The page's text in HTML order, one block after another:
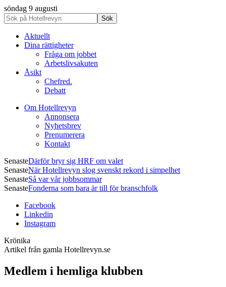
söndag 9 augusti
Aktuellt
Dina rättigheter
Fråga om jobbet
Arbetslivsakuten
Åsikt
Chefred.
Debatt
Om Hotellrevyn
Annonsera
Nyhetsbrev
Prenumerera
Kontakt
SenasteDärför bryr sig HRF om valet
SenasteNär Hotellrevyn slog svenskt rekord i simpelhet
SenasteSå var vår jobbsommar
SenasteFonderna som bara är till för branschfolk
Facebook
Linkedin
Instagram
Krönika
Artikel från gamla Hotellrevyn.se
Medlem i hemliga klubben